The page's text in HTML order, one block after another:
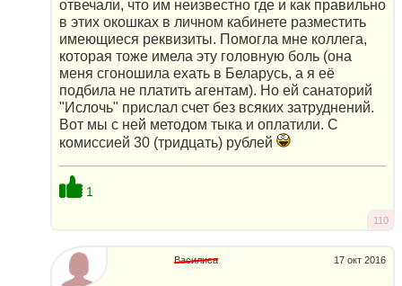
отвечали, что им неизвестно где и как правильно
в этих окошках в личном кабинете разместить
имеющиеся реквизиты. Помогла мне коллега,
которая тоже имела эту головную боль (она
меня сгоношила ехать в Беларусь, а я её
подбила не платить агентам). Но ей санаторий
"Ислочь" прислал счет без всяких затруднений.
Вот мы с ней методом тыка и оплатили. С
комиссией 30 (тридцать) рублей
1
110
17 окт 2016
Василиса